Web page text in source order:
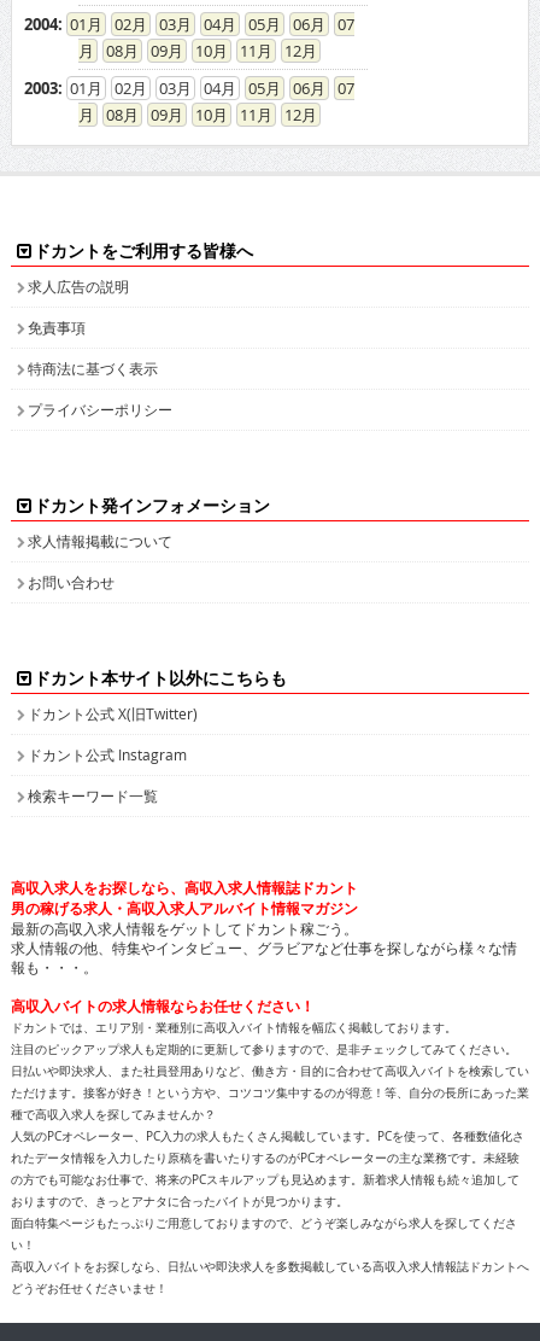
2004: 01 02 03 04 05 06
07
08
09 10 11
12
2003: 01 02 03 04 05 06
07
08
09 10 11 12
ドカントをご利用する皆様へ
求人広告の説明
免責事項
特商法に基づく表示
プライバシーポリシー
ドカント発インフォメーション
求人情報掲載について
お問い合わせ
ドカント本サイト以外にこちらも
ドカント公式 X(旧Twitter)
ドカント公式 Instagram
検索キーワード一覧
高収入求人をお探しなら、高収入求人情報誌ドカント
男の稼げる求人・高収入求人アルバイト情報マガジン
最新の高収入求人情報をゲットしてドカント稼ごう。
求人情報の他、特集やインタビュー、グラビアなど仕事を探しながら様々な情
報も・・・。
高収入バイトの求人情報ならお任せください！
ドカントでは、エリア別・業種別に高収入バイト情報を幅広く掲載しております。
注目のピックアップ求人も定期的に更新して参りますので、是非チェックしてみてください。
日払いや即決求人、また社員登用ありなど、働き方・目的に合わせて高収入バイトを検索してい
ただけます。接客が好き！という方や、コツコツ集中するのが得意！等、自分の長所にあった業
種で高収入求人を探してみませんか？
人気のPCオペレーター、PC入力の求人もたくさん掲載しています。PCを使って、各種数値化さ
れたデータ情報を入力したり原稿を書いたりするのがPCオペレーターの主な業務です。未経験
の方でも可能なお仕事で、将来のPCスキルアップも見込めます。新着求人情報も続々追加して
おりますので、きっとアナタに合ったバイトが見つかります。
面白特集ページもたっぷりご用意しておりますので、どうぞ楽しみながら求人を探してくださ
い！
高収入バイトをお探しなら、日払いや即決求人を多数掲載している高収入求人情報誌ドカントへ
どうぞお任せくださいませ！